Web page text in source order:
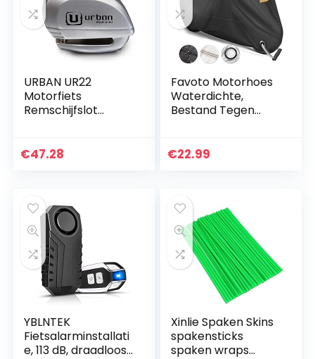
URBAN UR22
Motorfiets
Remschijfslot
ø 6 mm, Universele
€47.28
Favoto Motorhoes
Waterdichte,
Bestand Tegen
Motoren/
€22.99
YBLNTEK
Fietsalarminstallati
e, 113 dB, draadloos
Xinlie Spaken Skins
spakensticks
spaken wraps